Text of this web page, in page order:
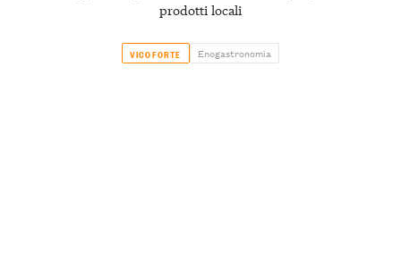
prodotti locali
VICOFORTE Enogastronomia